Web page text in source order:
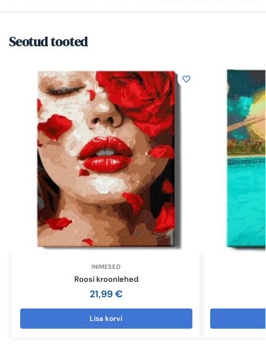
Seotud tooted
INIMESED
Roosi kroonlehed
21,99€
Lisa korvi